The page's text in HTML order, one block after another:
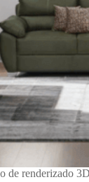
de renderizado